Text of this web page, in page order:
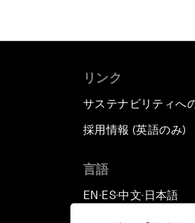
リンク
サステナビリティへ
採用情報 (英語のみ)
言語
EN ▪ES▪中文▪ 日本語